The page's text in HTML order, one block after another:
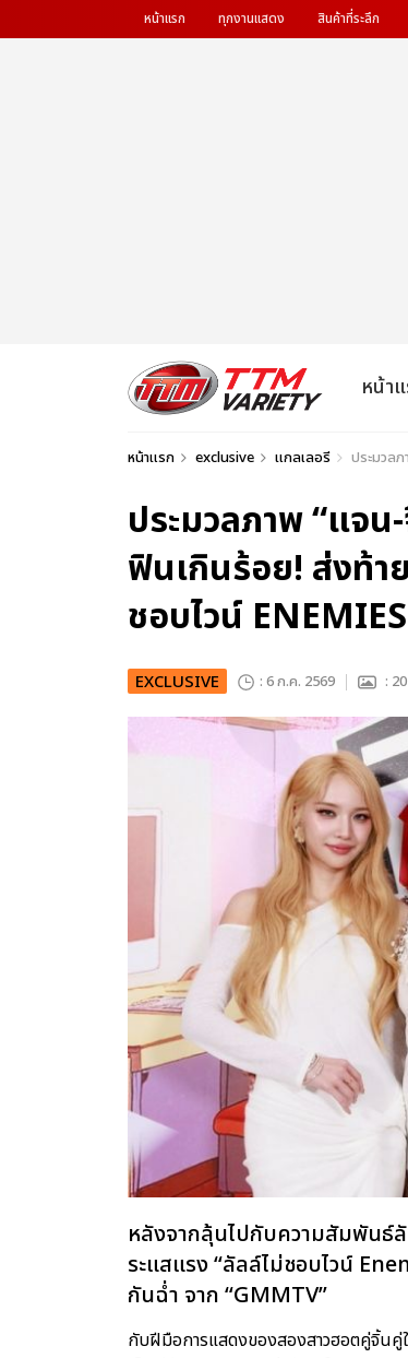
หน้าแรก ทุกงานแสดง สินค้าที่ระลึก
หน้า
หน้าแรก exclusive แกลเลอรี ประมวล
ประมวลภาพ “แจน
ฟินเกินร้อย! ส่งท้า
ชอบไวน์
EXCLUSIVE : 6 ก.ค. 2569 : 20
หลังจากลุ้นไปกับความสัมพันธ์
ระแสแรง “ลัลล์ไม่ชอบไวน์
กันฉ่ำ จาก “GMMTV”
กับฝีมือการแสดงของสองสาวฮอตคู่จิ้นคู่